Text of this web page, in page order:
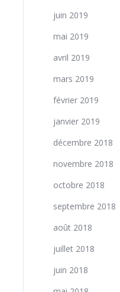
juin 2019
mai 2019
avril 2019
mars 2019
février 2019
janvier 2019
décembre 2018
novembre 2018
octobre 2018
septembre 2018
août 2018
juillet 2018
juin 2018